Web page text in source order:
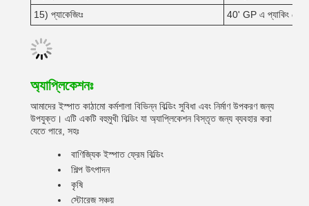
15) প্যাকেজিংঃ
40' GP এ প্যাকিং লোড
অ্যাপ্লিকেশনঃ
আমাদের ইস্পাত কাঠামো কর্মশালা বিভিন্ন বিল্ডিং সুবিধা এবং নির্মাণ উপকরণ জন্য
উপযুক্ত। এটি একটি বহুমুখী বিল্ডিং যা অ্যাপ্লিকেশন বিস্তৃত জন্য ব্যবহার করা
যেতে পারে, সহঃ
বাণিজ্যিক ইস্পাত ফ্রেম বিল্ডিং
শিল্প উৎপাদন
কৃষি
স্টোরেজ সঞ্চয়